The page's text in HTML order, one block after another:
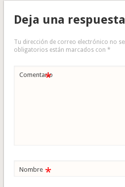
Deja una respuesta
Tu dirección de correo electrónico no
obligatorios están marcados con *
Comentario
*
Nombre *